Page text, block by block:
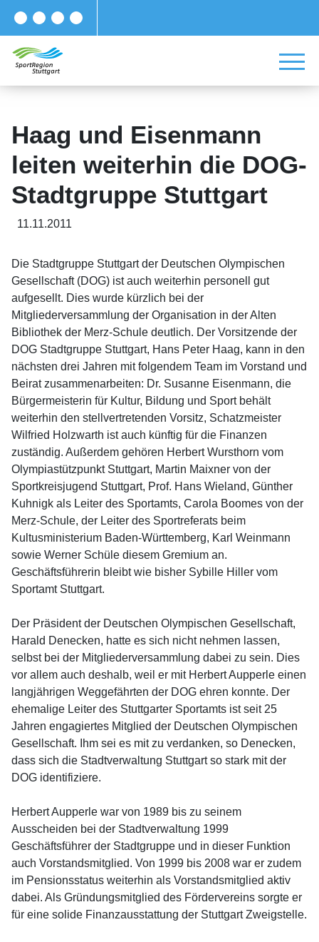
Haag und Eisenmann
leiten weiterhin die DOG-
Stadtgruppe Stuttgart
11.11.2011
Die Stadtgruppe Stuttgart der Deutschen Olympischen
Gesellschaft (DOG) ist auch weiterhin personell gut
aufgesellt. Dies wurde kürzlich bei der
Mitgliederversammlung der Organisation in der Alten
Bibliothek der Merz-Schule deutlich. Der Vorsitzende der
DOG Stadtgruppe Stuttgart, Hans Peter Haag, kann in den
nächsten drei Jahren mit folgendem Team im Vorstand und
Beirat zusammenarbeiten: Dr. Susanne Eisenmann, die
Bürgermeisterin für Kultur, Bildung und Sport behält
weiterhin den stellvertretenden Vorsitz, Schatzmeister
Wilfried Holzwarth ist auch künftig für die Finanzen
zuständig. Außerdem gehören Herbert Wursthorn vom
Olympiastützpunkt Stuttgart, Martin Maixner von der
Sportkreisjugend Stuttgart, Prof. Hans Wieland, Günther
Kuhnigk als Leiter des Sportamts, Carola Boomes von der
Merz-Schule, der Leiter des Sportreferats beim
Kultusministerium Baden-Württemberg, Karl Weinmann
sowie Werner Schüle diesem Gremium an.
Geschäftsführerin bleibt wie bisher Sybille Hiller vom
Sportamt Stuttgart.
Der Präsident der Deutschen Olympischen Gesellschaft,
Harald Denecken, hatte es sich nicht nehmen lassen,
selbst bei der Mitgliederversammlung dabei zu sein. Dies
vor allem auch deshalb, weil er mit Herbert Aupperle einen
langjährigen Weggefährten der DOG ehren konnte. Der
ehemalige Leiter des Stuttgarter Sportamts ist seit 25
Jahren engagiertes Mitglied der Deutschen Olympischen
Gesellschaft. Ihm sei es mit zu verdanken, so Denecken,
dass sich die Stadtverwaltung Stuttgart so stark mit der
DOG identifiziere.
Herbert Aupperle war von 1989 bis zu seinem
Ausscheiden bei der Stadtverwaltung 1999
Geschäftsführer der Stadtgruppe und in dieser Funktion
auch Vorstandsmitglied. Von 1999 bis 2008 war er zudem
im Pensionsstatus weiterhin als Vorstandsmitglied aktiv
dabei. Als Gründungsmitglied des Fördervereins sorgte er
für eine solide Finanzausstattung der Stuttgart Zweigstelle.